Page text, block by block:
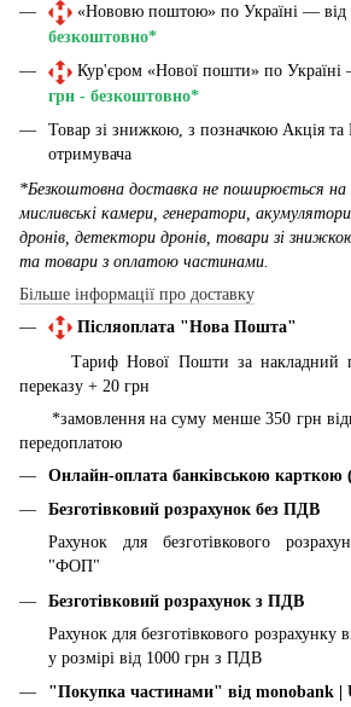
«Нововю поштою» по Україні — від
безкоштовно*
Кур'єром «Нової пошти» по Україні
грн - безкоштовно*
Товар зі знижкою, з позначкою Акція
отримувача
*Безкоштовна доставка не поширюється на
мисливські камери, генератори,
дронів, детектори дронів, товари зі
та товари з оплатою частинами.
Більше інформації про доставку
Післяоплата "Нова Пошта"
Тариф Нової Пошти за накладний
переказу + 20 грн
*замовлення на суму менше 350 грн
передоплатою
Онлайн-оплата банківською карткою
Безготівковий розрахунок без ПДВ
Рахунок для безготівкового
"ФОП"
Безготівковий розрахунок з ПДВ
Рахунок для безготівкового розрахунку
у розмірі від 1000 грн з ПДВ
"Покупка частинами" від monobank |